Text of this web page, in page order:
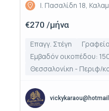
Ι. Πασαλίδη 18,
€270 /μήνα
Επαγγ. Στέγη Γραφείο
Εμβαδόν οικοπέδου:
Θεσσαλονίκη - Περιφ/